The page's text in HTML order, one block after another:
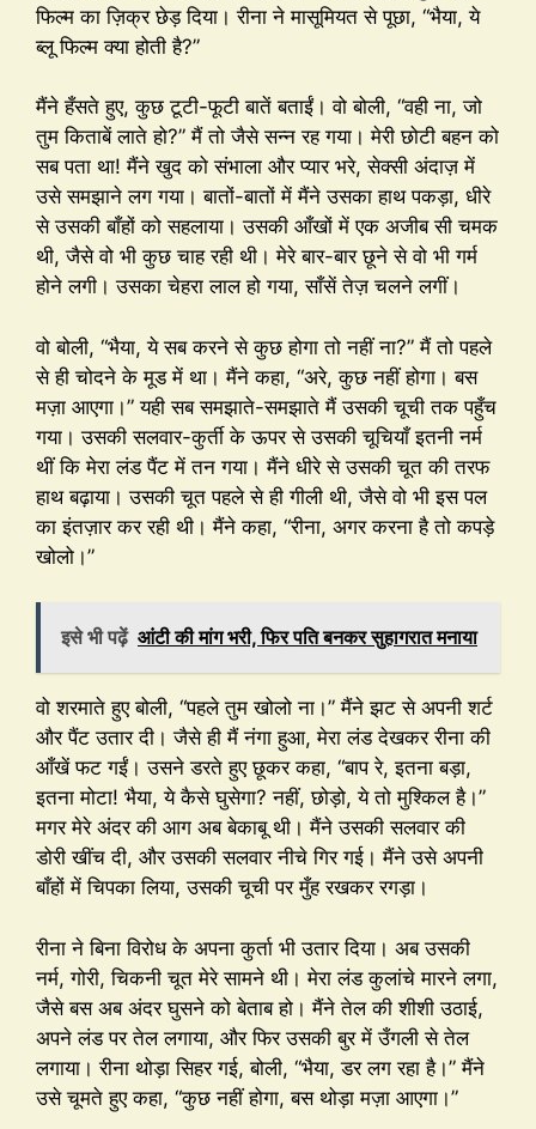
फिल्म का ज़िक्र छेड़ दिया। रीना ने मासूमियत से पूछा, “भैया, ये
ब्लू फिल्म क्या होती है?”
मैंने हँसते हुए, कुछ टूटी-फूटी बातें बताईं। वो बोली, “वही ना, जो
तुम किताबें लाते हो?” मैं तो जैसे सन्न रह गया। मेरी छोटी बहन को
सब पता था! मैंने खुद को संभाला और प्यार भरे, सेक्सी अंदाज़ में
उसे समझाने लग गया। बातों-बातों में मैंने उसका हाथ पकड़ा, धीरे
से उसकी बाँहों को सहलाया। उसकी आँखों में एक अजीब सी चमक
थी, जैसे वो भी कुछ चाह रही थी। मेरे बार-बार छूने से वो भी गर्म
होने लगी। उसका चेहरा लाल हो गया, साँसें तेज़ चलने लगीं।
वो बोली, “भैया, ये सब करने से कुछ होगा तो नहीं ना?” मैं तो पहले
से ही चोदने के मूड में था। मैंने कहा, “अरे, कुछ नहीं होगा। बस
मज़ा आएगा।” यही सब समझाते-समझाते मैं उसकी चूची तक पहुँच
गया। उसकी सलवार-कुर्ती के ऊपर से उसकी चूचियाँ इतनी नर्म
थीं कि मेरा लंड पैंट में तन गया। मैंने धीरे से उसकी चूत की तरफ
हाथ बढ़ाया। उसकी चूत पहले से ही गीली थी, जैसे वो भी इस पल
का इंतज़ार कर रही थी। मैंने कहा, “रीना, अगर करना है तो कपड़े
खोलो।”
इसे भी पढ़ें आंटी की मांग भरी, फिर पति बनकर सुहागरात मनाया
वो शरमाते हुए बोली, “पहले तुम खोलो ना।” मैंने झट से अपनी शर्ट
और पैंट उतार दी। जैसे ही मैं नंगा हुआ, मेरा लंड देखकर रीना की
आँखें फट गईं। उसने डरते हुए छूकर कहा, “बाप रे, इतना बड़ा,
इतना मोटा! भैया, ये कैसे घुसेगा? नहीं, छोड़ो, ये तो मुश्किल है।”
मगर मेरे अंदर की आग अब बेकाबू थी। मैंने उसकी सलवार की
डोरी खींच दी, और उसकी सलवार नीचे गिर गई। मैंने उसे अपनी
बाँहों में चिपका लिया, उसकी चूची पर मुँह रखकर रगड़ा।
रीना ने बिना विरोध के अपना कुर्ता भी उतार दिया। अब उसकी
नर्म, गोरी, चिकनी चूत मेरे सामने थी। मेरा लंड कुलांचे मारने लगा,
जैसे बस अब अंदर घुसने को बेताब हो। मैंने तेल की शीशी उठाई,
अपने लंड पर तेल लगाया, और फिर उसकी बुर में उँगली से तेल
लगाया। रीना थोड़ा सिहर गई, बोली, “भैया, डर लग रहा है।” मैंने
उसे चूमते हुए कहा, “कुछ नहीं होगा, बस थोड़ा मज़ा आएगा।”